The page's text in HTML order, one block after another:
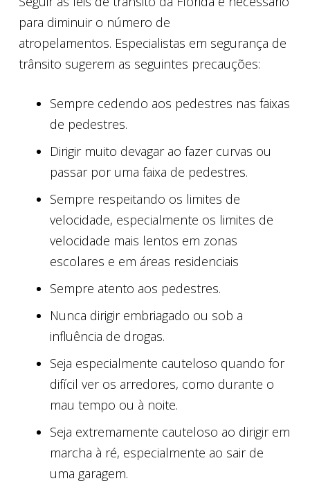
para diminuir o número de
atropelamentos. Especialistas em segurança de
trânsito sugerem as seguintes precauções:
Sempre cedendo aos pedestres nas faixas
de pedestres.
Dirigir muito devagar ao fazer curvas ou
passar por uma faixa de pedestres.
Sempre respeitando os limites de
velocidade, especialmente os limites de
velocidade mais lentos em zonas
escolares e em áreas residenciais
Sempre atento aos pedestres.
Nunca dirigir embriagado ou sob a
influência de drogas.
Seja especialmente cauteloso quando for
difícil ver os arredores, como durante o
mau tempo ou à noite.
Seja extremamente cauteloso ao dirigir em
marcha à ré, especialmente ao sair de
uma garagem.